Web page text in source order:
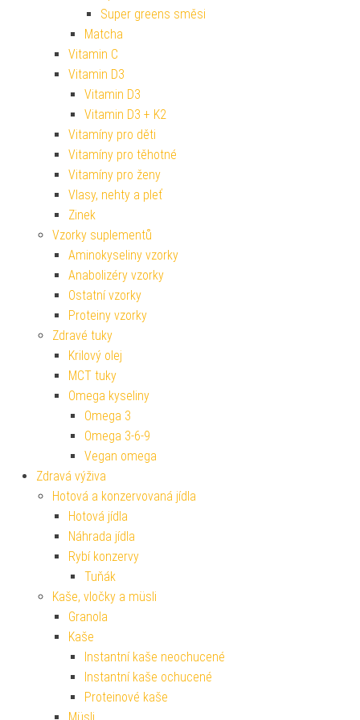
Super greens směsi
Matcha
Vitamin C
Vitamin D3
Vitamin D3
Vitamin D3 + K2
Vitamíny pro děti
Vitamíny pro těhotné
Vitamíny pro ženy
Vlasy, nehty a pleť
Zinek
Vzorky suplementů
Aminokyseliny vzorky
Anabolizéry vzorky
Ostatní vzorky
Proteiny vzorky
Zdravé tuky
Krilový olej
MCT tuky
Omega kyseliny
Omega 3
Omega 3-6-9
Vegan omega
Zdravá výživa
Hotová a konzervovaná jídla
Hotová jídla
Náhrada jídla
Rybí konzervy
Tuňák
Kaše, vločky a müsli
Granola
Kaše
Instantní kaše neochucené
Instantní kaše ochucené
Proteinové kaše